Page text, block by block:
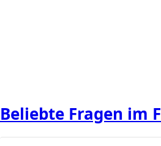
Beliebte Fragen im